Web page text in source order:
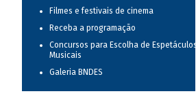
Filmes e festivais de cinema
Receba a programação
Concursos para Escolha de Espetáculos
Musicais
Galeria BNDES